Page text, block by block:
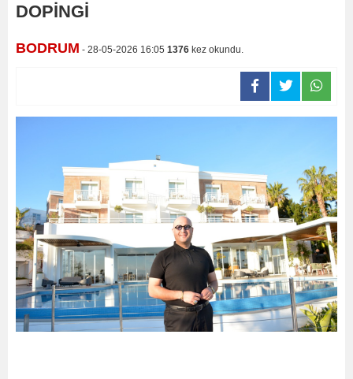
DOPİNGİ
BODRUM - 28-05-2026 16:05 1376 kez okundu.